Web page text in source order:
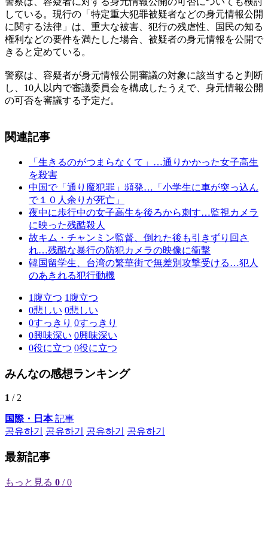
している。現行の「特定重大犯罪被疑者などの身元情報公開
に関する法律」は、重大な被害、犯行の残虐性、国民の知る
権利などの要件を満たした場合、被疑者の身元情報を公開で
きると定めている。
警察は、容疑者が身元情報公開審議の対象に該当すると判断
し、10人以内で審議委員会を構成したうえで、身元情報公開
の可否を審議する予定だ。
関連記事
「生きるのがつまらなくて」…通りかかった女子高生
を殺害
中国で「通り魔犯罪」頻発…「小学生に車が突っ込ん
で１０人余りが死亡」
夜中に歩行中の女子高生を後ろから刺す…監視カメラ
に映った残酷殺人
故キム・チャンミン監督、倒れた後も引きずり回さ
れ…残酷な暴行の防犯カメラの映像に衝撃
韓国留学生、台湾の繁華街で無差別攻撃受ける…犯人
のあきれる犯行動機
1 腹立つ 1 腹立つ
0悲しい 0悲しい
0すっきり 0すっきり
0興味深い 0興味深い
0役に立つ 0役に立つ
みんなの感想ランキング
1 / 2
国際・日本記事
공유하기
공유하기 공유하기 공유하기
最新記事
もっと見る 0 / 0